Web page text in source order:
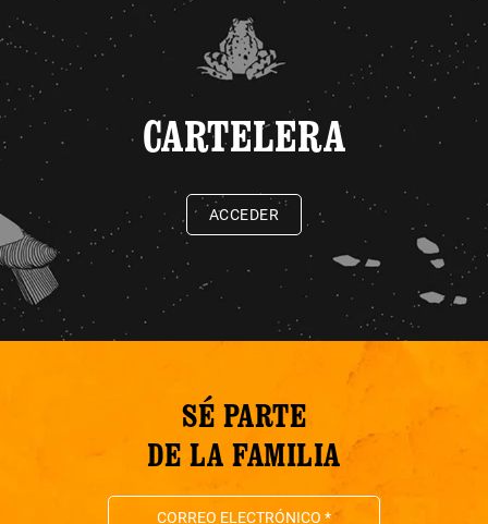
CARTELERA
ACCEDER
SÉ PARTE
DE LA FAMILIA